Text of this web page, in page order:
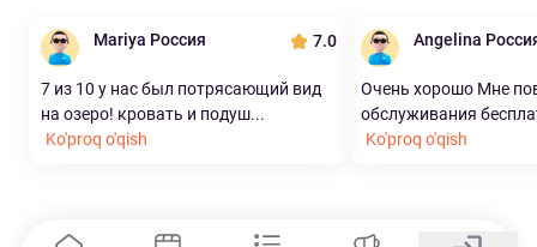
Mariya Россия 7.0
7 из 10 у нас был потрясающий вид
на озеро! кровать и подуш...
Ko'proq o'qish
Angelina
Очень хорошо Мне
обслуживания
Ko'proq o'qish